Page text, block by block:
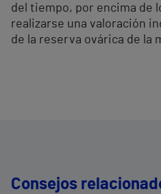
del tiempo, por encima de
realizarse una valoración
de la reserva ovárica de la
Consejos